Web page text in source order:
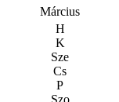
Március
H
K
Sze
Cs
P
Szo